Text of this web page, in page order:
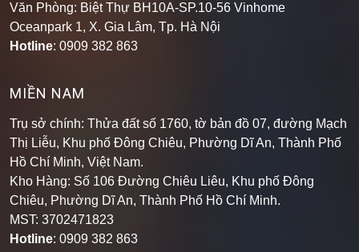
Văn Phòng: Biệt Thự BH10A-SP.10-56 Vinhome
Oceanpark 1, X. Gia Lâm, Tp. Hà Nội
Hotline: 0909 382 863
MIỀN NAM
Trụ sở chính: Thửa đất số 1760, tờ bản đồ 07, đường Mạch
Thị Liễu, Khu phố Đông Chiêu, Phường Dĩ An, Thành Phố
Hồ Chí Minh, Việt Nam.
Kho Hàng: Số 106 Đường Chiêu Liêu, Khu phố Đông
Chiêu, Phường Dĩ An, Thành Phố Hồ Chí Minh.
MST: 3702471823
Hotline: 0909 382 863